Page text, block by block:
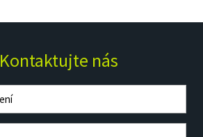
Kontaktujte nás